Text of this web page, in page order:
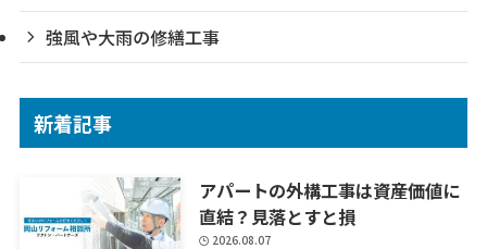
強風や大雨の修繕工事
新着記事
アパートの外構工事は資産価値に
直結？見落とすと損
2026.08.07